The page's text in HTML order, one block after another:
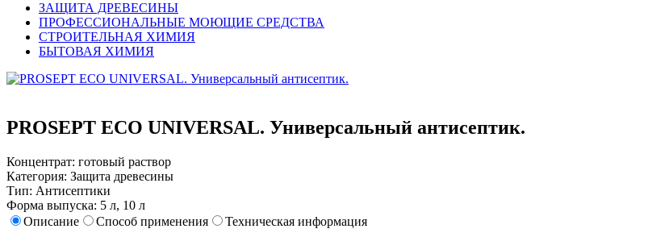
ЗАЩИТА ДРЕВЕСИНЫ
ПРОФЕССИОНАЛЬНЫЕ МОЮЩИЕ СРЕДСТВА
СТРОИТЕЛЬНАЯ ХИМИЯ
БЫТОВАЯ ХИМИЯ
PROSEPT ECO UNIVERSAL. Универсальный антисептик.
Концентрат: готовый раствор
Категория: Защита древесины
Тип: Антисептики
Форма выпуска: 5 л, 10 л
Описание
Способ применения
Техническая информация